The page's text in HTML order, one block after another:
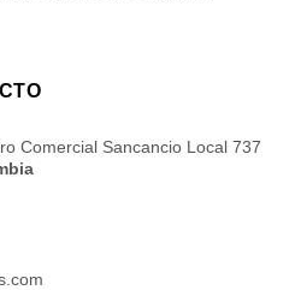
Comercial Sancancio Local 737